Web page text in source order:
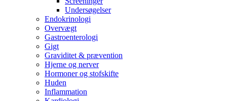
Undersøgelser
Endokrinologi
Overvægt
Gastroenterologi
Gigt
Graviditet & prævention
Hjerne og nerver
Hormoner og stofskifte
Huden
Inflammation